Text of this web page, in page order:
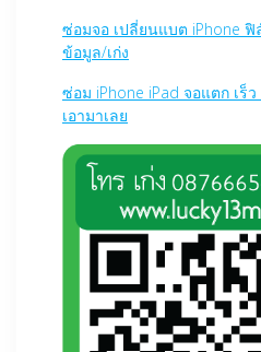
ซ่อมจอ เปลี่ยนแบต iPhone ฟิ
ข้อมูล/เก่ง
ซ่อม iPhone iPad จอแตก เร็
เอามาเลย